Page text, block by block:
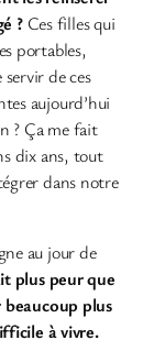
?Ces filles qui
portables,
de ces
aujourd’hui
? Ça me fait
dix ans, tout
dans notre
au jour de
plus peur que
plus
à vivre.